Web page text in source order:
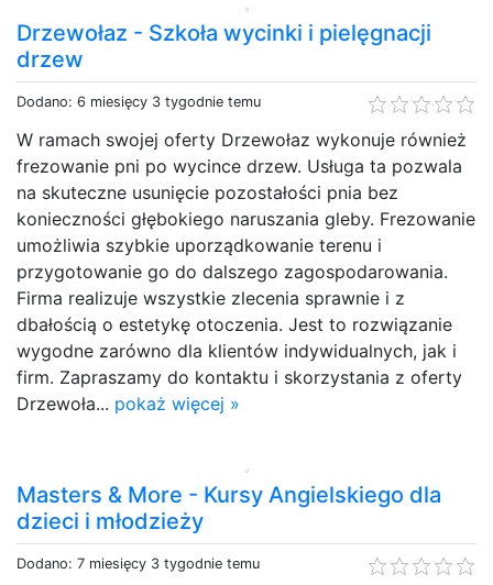
Drzewołaz - Szkoła wycinki i pielęgnacji
drzew
Dodano: 6 miesięcy 3 tygodnie temu
W ramach swojej oferty Drzewołaz wykonuje również
frezowanie pni po wycince drzew. Usługa ta pozwala
na skuteczne usunięcie pozostałości pnia bez
konieczności głębokiego naruszania gleby. Frezowanie
umożliwia szybkie uporządkowanie terenu i
przygotowanie go do dalszego zagospodarowania.
Firma realizuje wszystkie zlecenia sprawnie i z
dbałością o estetykę otoczenia. Jest to rozwiązanie
wygodne zarówno dla klientów indywidualnych, jak i
firm. Zapraszamy do kontaktu i skorzystania z oferty
Drzewoła... pokaż więcej »
Masters & More - Kursy Angielskiego dla
dzieci i młodzieży
Dodano: 7 miesięcy 3 tygodnie temu